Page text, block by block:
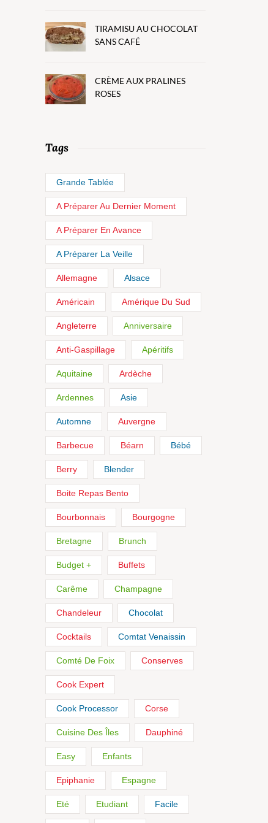
TIRAMISU AU CHOCOLAT
SANS CAFÉ
CRÈME AUX PRALINES
ROSES
Tags
Grande Tablée
A Préparer Au Dernier Moment
A Préparer En Avance
A Préparer La Veille
Allemagne Alsace
Américain Amérique Du Sud
Angleterre Anniversaire
Anti-Gaspillage Apéritifs
Aquitaine Ardèche
Ardennes Asie
Automne Auvergne
Barbecue Béarn Bébé
Berry Blender
Boite Repas Bento
Bourbonnais Bourgogne
Bretagne Brunch
Budget + Buffets
Carême Champagne
Chandeleur Chocolat
Cocktails Comtat Venaissin
Comté De Foix Conserves
Cook Expert
Cook Processor Corse
Cuisine Des Îles Dauphiné
Easy Enfants
Epiphanie Espagne
Eté Etudiant Facile